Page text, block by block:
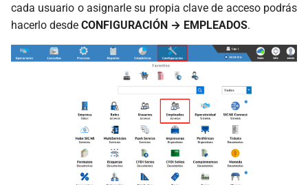
Paquetes
Configuración
cada usuario o asignarle su propia clave de acceso podrás
hacerlo desde CONFIGURACIÓN → EMPLEADOS.